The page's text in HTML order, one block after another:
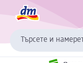
Търсете и